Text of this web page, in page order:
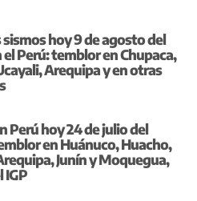
hoy 9 de agosto del
el Perú: temblor en Chupaca,
Arequipa y en otras
Perú hoy 24 de julio del
en Huánuco, Huacho,
Junín y Moquegua,
IGP